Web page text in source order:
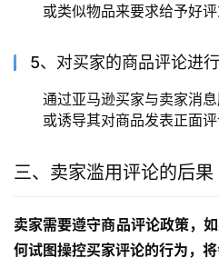
或类似物品来要求给予好
5、对买家的商品评论进
通过亚马逊买家与卖家消
或诱导其对商品发表正面
三、卖家滥用评论的后果
卖家需要遵守商品评论政策，
何试图操控买家评论的行为，将